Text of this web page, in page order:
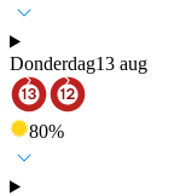
Donderdag13 aug
80%